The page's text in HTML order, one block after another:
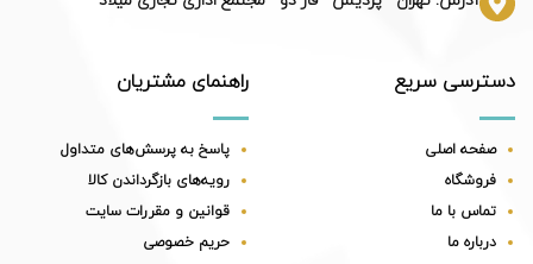
دسترسی سریع
صفحه اصلی
فروشگاه
تماس با ما
درباره ما
راهنمای مشتریان
پاسخ به پرسش‌های متداول
رویه‌های بازگرداندن کالا
قوانین و مقررات سایت
حریم خصوصی